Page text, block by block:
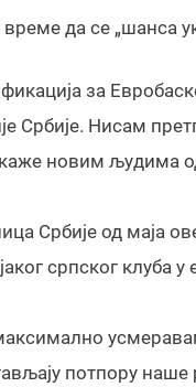
да се „шанса
за
Србије. Нисам
новим људима
Србије од маја
српског клуба у
потпору